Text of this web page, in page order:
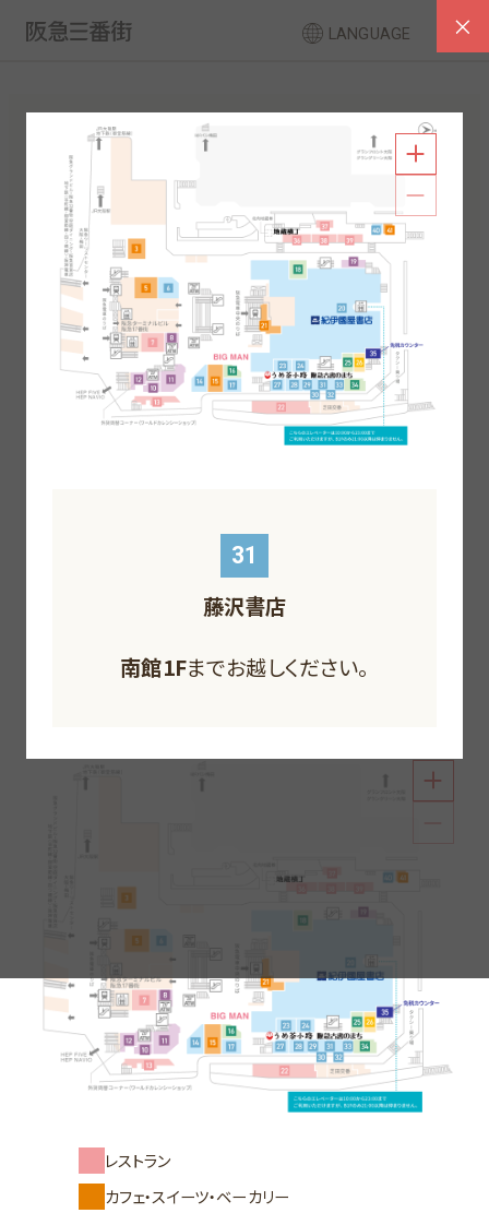
LANGUAGE
南館
2F 1F
北館
2F 1F
B1
B2
南館1F
話題の書籍をはじめ雑貨やグルメも楽しめる充実し
レストラン
カフェ・スイーツ・ベーカリー
までお越しください。
までお越しください。
までお越しください。
までお越しください。
までお越しください。
までお越しください。
31
藤沢書店
南館1Fまでお越しください。